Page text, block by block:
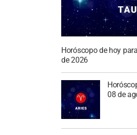
Horóscopo de hoy
de 2026
08 de